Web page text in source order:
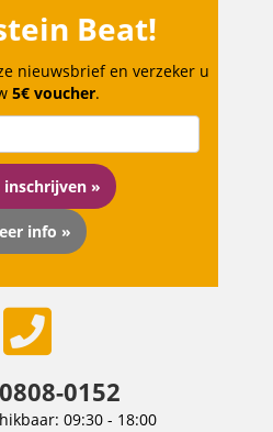
Beat!
nieuwsbrief en verzeker u
5€ voucher.
inschrijven »
info »
0152
09:30 - 18:00